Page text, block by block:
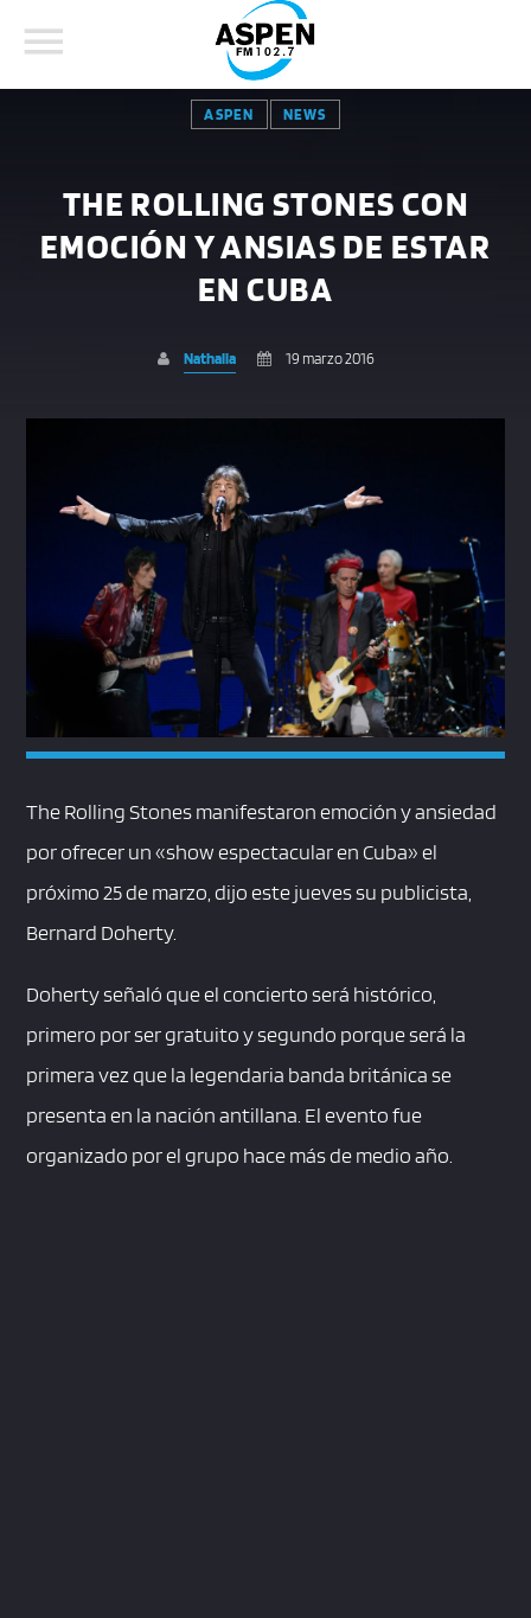
BUSCAR EN EL SITIO:
COMPARTE ESTA PÁGINA EN:
Twitter
Whatsapp
ASPEN NEWS
THE ROLLING STONES CON
EMOCIÓN Y ANSIAS DE ESTAR
EN CUBA
Nathalia 19 marzo 2016
The Rolling Stones manifestaron emoción y ansiedad
por ofrecer un «show espectacular en Cuba» el
próximo 25 de marzo, dijo este jueves su publicista,
Bernard Doherty.
Doherty señaló que el concierto será histórico,
primero por ser gratuito y segundo porque será la
primera vez que la legendaria banda británica se
presenta en la nación antillana. El evento fue
organizado por el grupo hace más de medio año.